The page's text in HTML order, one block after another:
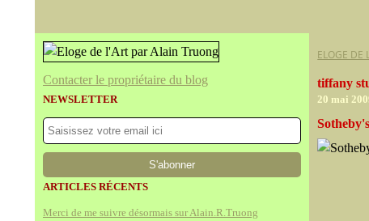
Contacter le propriétaire du blog
NEWSLETTER
ARTICLES RÉCENTS
Merci de me suivre désormais sur Alain.R.Truong
ELOGE DE
tiffany
20 mai